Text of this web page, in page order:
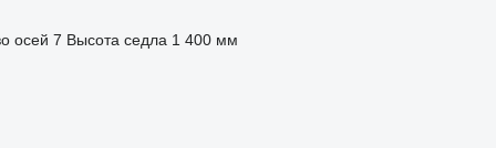
осей 7 Высота седла 1 400 мм